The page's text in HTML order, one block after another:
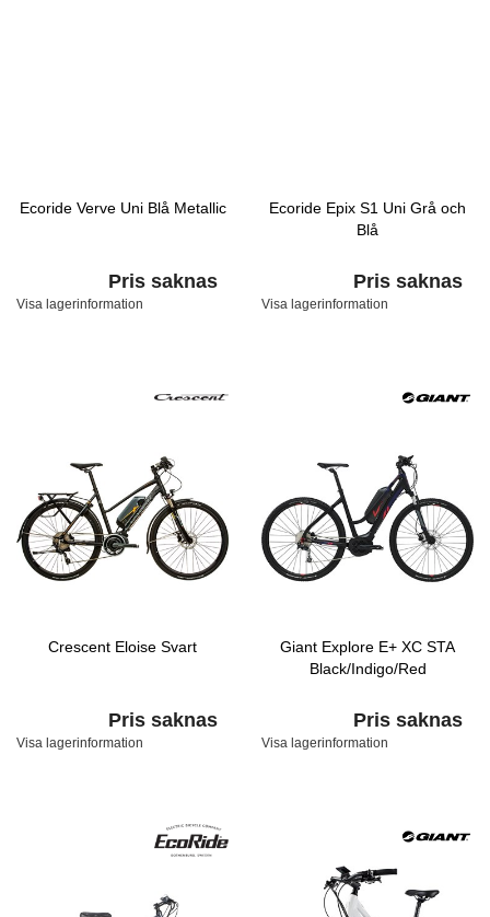
Ecoride Verve Uni Blå Metallic
Pris saknas
Visa lagerinformation
Ecoride Epix S1 Uni Grå och
Blå
Pris saknas
Visa lagerinformation
Crescent Eloise Svart
Pris saknas
Visa lagerinformation
Giant Explore E+ XC STA
Black/Indigo/Red
Pris saknas
Visa lagerinformation